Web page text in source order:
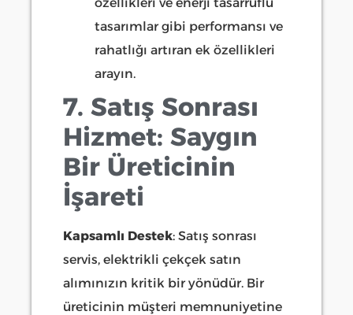
tasarımlar gibi performansı ve
rahatlığı artıran ek özellikleri
arayın.
7. Satış Sonrası
Hizmet: Saygın
Bir Üreticinin
İşareti
Kapsamlı Destek: Satış sonrası
servis, elektrikli çekçek satın
alımınızın kritik bir yönüdür. Bir
üreticinin müşteri memnuniyetine